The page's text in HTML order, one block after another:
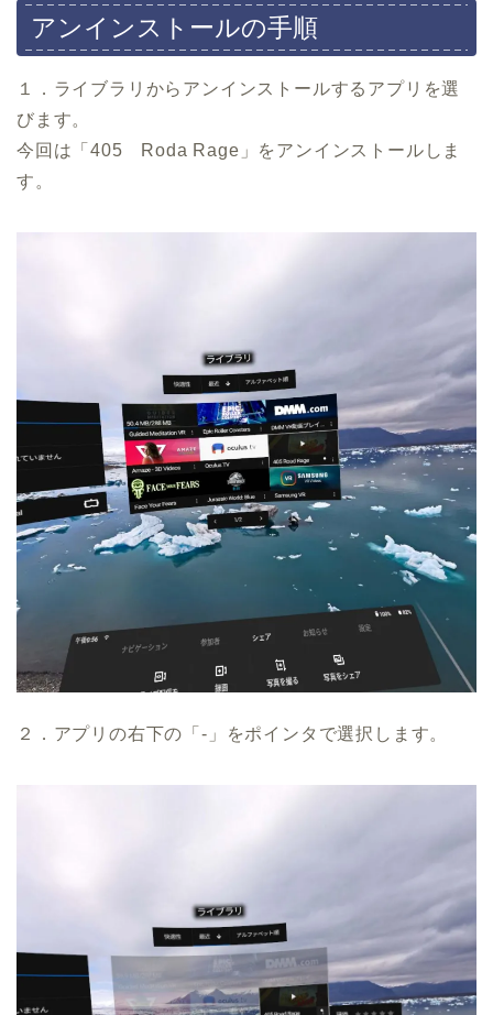
アンインストールの手順
１．ライブラリからアンインストールするアプリを選
びます。
今回は「405 Roda Rage」をアンインストールしま
す。
２．アプリの右下の「-」をポインタで選択します。